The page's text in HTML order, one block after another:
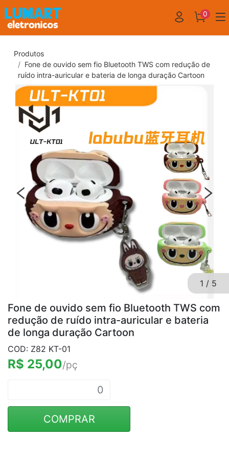
0
Produtos
Fone de ouvido sem fio Bluetooth TWS com redução de
ruído intra-auricular e bateria de longa duração Cartoon
1 / 5
Fone de ouvido sem fio Bluetooth TWS com
redução de ruído intra-auricular e bateria
de longa duração Cartoon
COD: Z82 KT-01
R$ 25,00/pç
COMPRAR